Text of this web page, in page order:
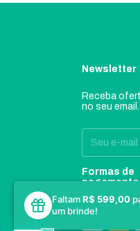
FaltamR$ 599,00
um brinde!
Newsletter
Receba
no seu email.
Formas de
pagamento